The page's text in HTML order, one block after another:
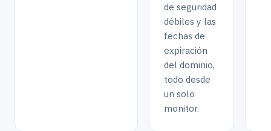
de seguridad
débiles y las
fechas de
expiración
del dominio,
todo desde
un solo
monitor.